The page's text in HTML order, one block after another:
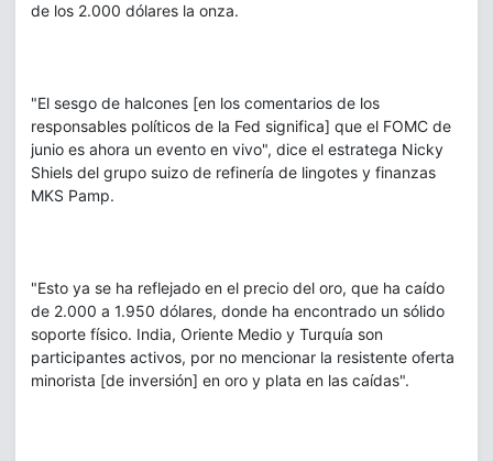
de los 2.000 dólares la onza.
"El sesgo de halcones [en los comentarios de los
responsables políticos de la Fed significa] que el FOMC de
junio es ahora un evento en vivo", dice el estratega Nicky
Shiels del grupo suizo de refinería de lingotes y finanzas
MKS Pamp.
"Esto ya se ha reflejado en el precio del oro, que ha caído
de 2.000 a 1.950 dólares, donde ha encontrado un sólido
soporte físico. India, Oriente Medio y Turquía son
participantes activos, por no mencionar la resistente oferta
minorista [de inversión] en oro y plata en las caídas".